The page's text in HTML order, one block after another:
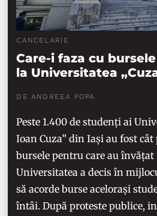
CANCELARIE
Care-i faza cu
la Universitatea
DE ANDREEA POPA
Peste 1.400 de studenți ai
Ioan Cuza” din Iași au fost cât
bursele pentru care au învățat
Universitatea a decis în
să acorde burse acelorași
întâi. După proteste publice,